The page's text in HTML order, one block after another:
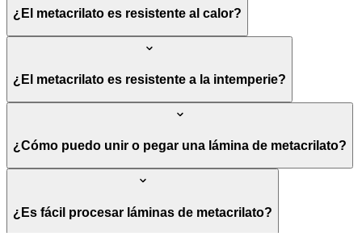
¿El metacrilato es resistente al calor?
¿El metacrilato es resistente a la intemperie?
¿Cómo puedo unir o pegar una lámina de metacrilato?
¿Es fácil procesar láminas de metacrilato?